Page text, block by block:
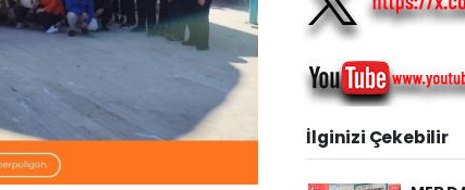
İlginizi Çekebilir